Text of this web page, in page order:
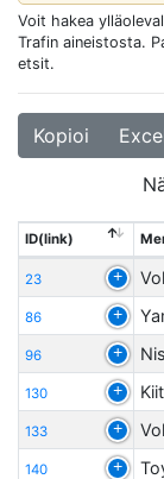
Voit hakea
Trafin aineistosta.
etsit.
Kopioi
ID(link)
23
86
96
130
133
140